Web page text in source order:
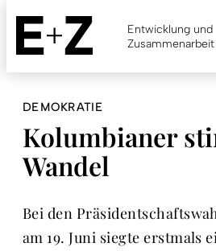
Skip
main
content
Entwicklung und
Zusammenarbeit
DEMOKRATIE
Kolumbianer
Wandel
Bei den
am 19. Juni siegte erstmals